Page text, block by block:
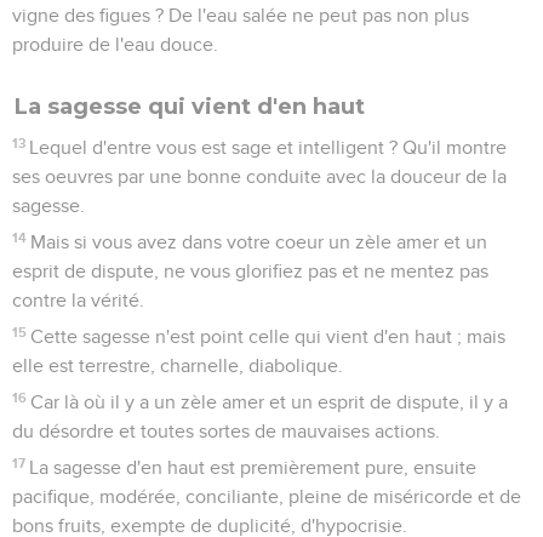
vigne des figues ? De l'eau salée ne peut pas non plus
produire de l'eau douce.
La sagesse qui vient d'en haut
13 Lequel d'entre vous est sage et intelligent ? Qu'il montre
ses oeuvres par une bonne conduite avec la douceur de la
sagesse.
14 Mais si vous avez dans votre coeur un zèle amer et un
esprit de dispute, ne vous glorifiez pas et ne mentez pas
contre la vérité.
15 Cette sagesse n'est point celle qui vient d'en haut ; mais
elle est terrestre, charnelle, diabolique.
16 Car là où il y a un zèle amer et un esprit de dispute, il y a
du désordre et toutes sortes de mauvaises actions.
17 La sagesse d'en haut est premièrement pure, ensuite
pacifique, modérée, conciliante, pleine de miséricorde et de
bons fruits, exempte de duplicité, d'hypocrisie.